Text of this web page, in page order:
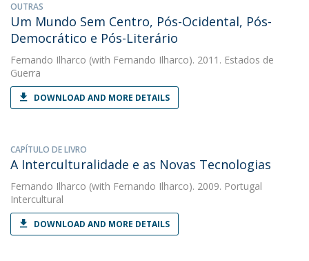
OUTRAS
Um Mundo Sem Centro, Pós-Ocidental, Pós-
Democrático e Pós-Literário
Fernando Ilharco (with Fernando Ilharco). 2011. Estados de
Guerra
DOWNLOAD AND MORE DETAILS
CAPÍTULO DE LIVRO
A Interculturalidade e as Novas Tecnologias
Fernando Ilharco (with Fernando Ilharco). 2009. Portugal
Intercultural
DOWNLOAD AND MORE DETAILS